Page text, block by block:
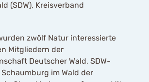
(SDW), Kreisverband
zwölf Natur interessierte
Mitgliedern der
Deutscher Wald, SDW-
im Wald der